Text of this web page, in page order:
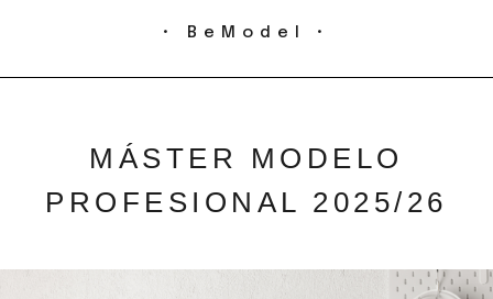
• BeModel •
MÁSTER MODELO
PROFESIONAL 2025/26